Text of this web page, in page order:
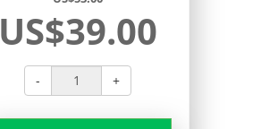
US$39.00
- +